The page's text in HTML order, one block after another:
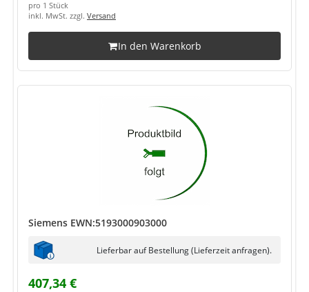
pro 1 Stück
inkl. MwSt. zzgl. Versand
In den Warenkorb
Siemens EWN:5193000903000
Lieferbar auf Bestellung (Lieferzeit anfragen).
407,34 €